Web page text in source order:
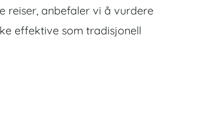
reiser, anbefaler vi å vurdere
effektive som tradisjonell